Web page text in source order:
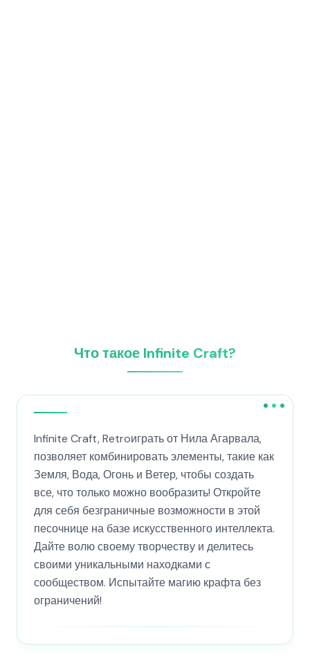
Что такое Infinite Craft?
Infinite Craft, Retroиграть от Нила Агарвала,
позволяет комбинировать элементы, такие как
Земля, Вода, Огонь и Ветер, чтобы создать
все, что только можно вообразить! Откройте
для себя безграничные возможности в этой
песочнице на базе искусственного интеллекта.
Дайте волю своему творчеству и делитесь
своими уникальными находками с
сообществом. Испытайте магию крафта без
ограничений!